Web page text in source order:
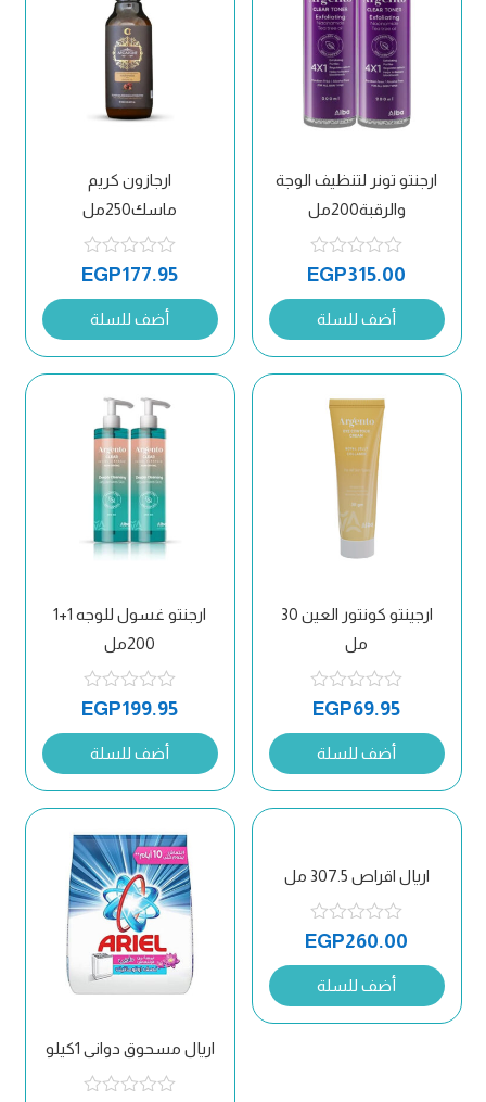
ارجازون كريم
ماسك250مل
EGP177.95
أضف للسلة
ارجنتو تونر لتنظيف الوجة
والرقبة200مل
EGP315.00
أضف للسلة
ارجنتو غسول للوجه 1+1
200مل
EGP199.95
أضف للسلة
ارجينتو كونتور العين 30
مل
EGP69.95
أضف للسلة
اريال مسحوق دوانى 1كيلو
اريال اقراص 307.5 مل
EGP260.00
أضف للسلة